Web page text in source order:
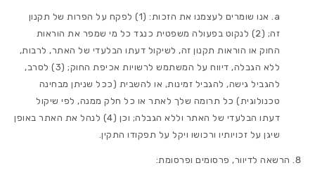
אנו שומרים לעצמנו את הזכות: (1) לפקח על הפרות של תקנון
זה; (2) לנקוט בפעולה משפטית כנגד כל מי שמפר את הוראות
החוק או הוראות תקנון זה, לשיקול דעתו הבלעדי של האתר, לרבות,
ללא הגבלה, דיווח על המשתמש לרשויות אכיפת החוק; (3) לסרב,
להגביל גישה, להגביל זמינות, או להשבית (ככל שניתן מבחינה
טכנולוגית) כל תרומה שלך לאתר או כל חלק ממנה, לפי שיקול
דעתו הבלעדי של האתר וללא הגבלה; וכן (4) לנהל את האתר באופן
שיגן על זכויותיו ורכושו ויקל על תפקודו התקין.
הרשאה לדיוור, פרסומים ופרסומת: